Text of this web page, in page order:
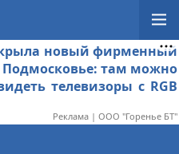
новый фирменный
Подмосковье: там можно
телевизоры с RGB
Реклама | ООО "Горенье БТ"